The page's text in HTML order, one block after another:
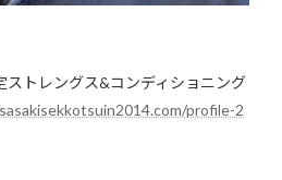
ストレングス&コンディショニング
profile-2